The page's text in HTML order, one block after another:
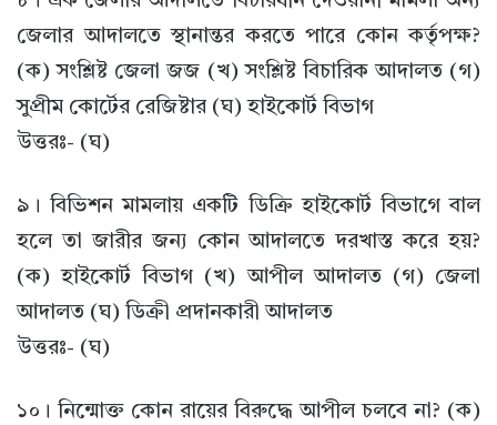
জেলার আদালতে স্থানান্তর করতে পারে কোন কর্তৃপক্ষ?
(ক) সংশ্লিষ্ট জেলা জজ (খ) সংশ্লিষ্ট বিচারিক আদালত (গ)
সুপ্রীম কোর্টের রেজিষ্টার (ঘ) হাইকোর্ট বিভাগ
উত্তরঃ- (ঘ)
৯। বিভিশন মামলায় একটি ডিক্রি হাইকোর্ট বিভাগে বাল
হলে তা জারীর জন্য কোন আদালতে দরখাস্ত করে হয়?
(ক) হাইকোর্ট বিভাগ (খ) আপীল আদালত (গ) জেলা
আদালত (ঘ) ডিক্রী প্রদানকারী আদালত
উত্তরঃ- (ঘ)
১০। নিন্মোক্ত কোন রায়ের বিরুদ্ধে আপীল চলবে না? (ক)